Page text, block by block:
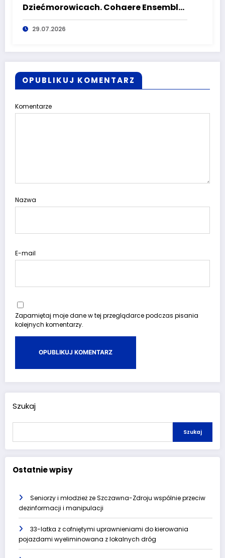
Dziećmorowicach. Cohaere Ensemble
zachwycił publiczność
29.07.2026
OPUBLIKUJ KOMENTARZ
Komentarze
Nazwa
E-mail
Zapamiętaj moje dane w tej przeglądarce podczas pisania
kolejnych komentarzy.
Szukaj
Szukaj
Ostatnie wpisy
Seniorzy i młodzież ze Szczawna-Zdroju wspólnie przeciw
dezinformacji i manipulacji
33-latka z cofniętymi uprawnieniami do kierowania
pojazdami wyeliminowana z lokalnych dróg